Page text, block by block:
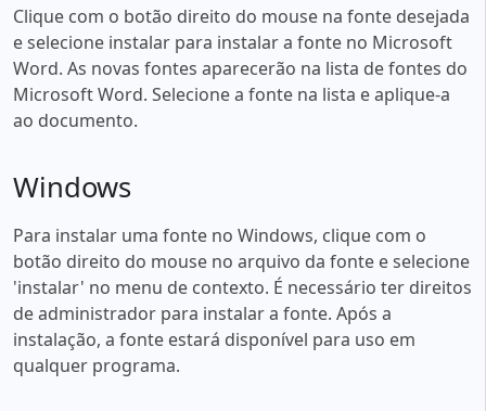
Clique com o botão direito do mouse na fonte desejada
e selecione instalar para instalar a fonte no Microsoft
Word. As novas fontes aparecerão na lista de fontes do
Microsoft Word. Selecione a fonte na lista e aplique-a
ao documento.
Windows
Para instalar uma fonte no Windows, clique com o
botão direito do mouse no arquivo da fonte e selecione
'instalar' no menu de contexto. É necessário ter direitos
de administrador para instalar a fonte. Após a
instalação, a fonte estará disponível para uso em
qualquer programa.